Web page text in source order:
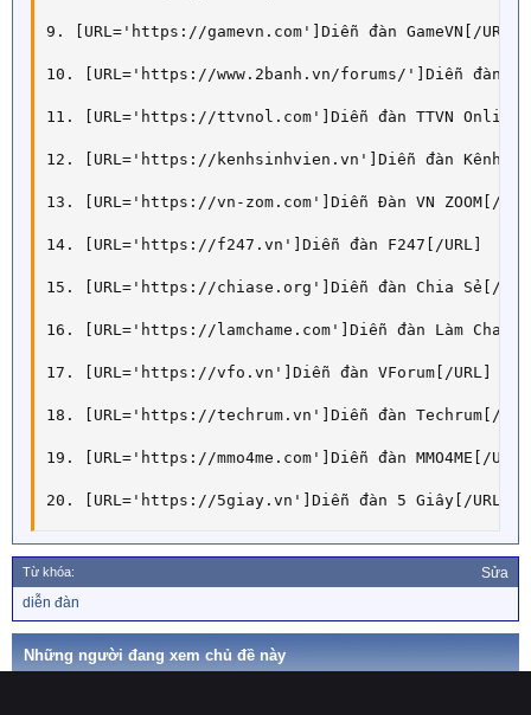
9. [URL='https://gamevn.com']Diễn đàn GameVN[/URL]
10. [URL='https://www.2banh.vn/forums/']Diễn đàn 2
11. [URL='https://ttvnol.com']Diễn đàn TTVN
12. [URL='https://kenhsinhvien.vn']Diễn đàn Kênh
13. [URL='https://vn-zom.com']Diễn Đàn VN ZOOM[/
14. [URL='https://f247.vn']Diễn đàn F247[/URL]
15. [URL='https://chiase.org']Diễn đàn Chia Sẻ[/
16. [URL='https://lamchame.com']Diễn đàn Làm Cha
17. [URL='https://vfo.vn']Diễn đàn VForum[/URL]
18. [URL='https://techrum.vn']Diễn đàn Techrum[/
19. [URL='https://mmo4me.com']Diễn đàn MMO4ME[/URL]
20. [URL='https://5giay.vn']Diễn đàn 5 Giây[/URL]
Từ khóa: Sửa
ừ
k
ó
diễn đàn
Những người đang xem chủ đề này